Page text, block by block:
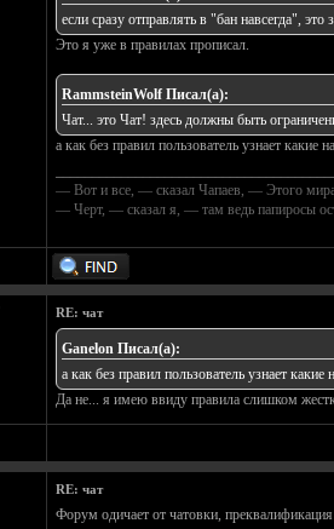
если сразу отправлять в "бан навсегда",
Это я уже в правилах прописал.
RammsteinWolf Писал(а):
Чат... это Чат! здесь должны быть
а как без правил пользователь узнает какие
— Вот и все, — сказал Чапаев, — Этого
— Черт, — сказал я, — там ведь папиросы
RE: чат
Ganelon Писал(а):
а как без правил пользователь узнает
Да не... я имею ввиду правила слишком
RE: чат
Форум одичает от чатовки,